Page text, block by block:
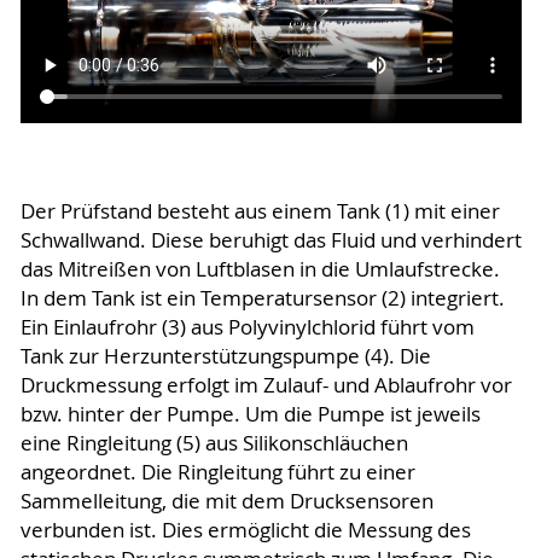
Der Prüfstand besteht aus einem Tank (1) mit einer
Schwallwand. Diese beruhigt das Fluid und verhindert
das Mitreißen von Luftblasen in die Umlaufstrecke.
In dem Tank ist ein Temperatursensor (2) integriert.
Ein Einlaufrohr (3) aus Polyvinylchlorid führt vom
Tank zur Herzunterstützungspumpe (4). Die
Druckmessung erfolgt im Zulauf- und Ablaufrohr vor
bzw. hinter der Pumpe. Um die Pumpe ist jeweils
eine Ringleitung (5) aus Silikonschläuchen
angeordnet. Die Ringleitung führt zu einer
Sammelleitung, die mit dem Drucksensoren
verbunden ist. Dies ermöglicht die Messung des